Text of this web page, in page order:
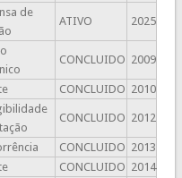
de
ATIVO 2025
CONCLUIDO 2009
CONCLUIDO 2010
CONCLUIDO 2012
CONCLUIDO 2013
CONCLUIDO 2014